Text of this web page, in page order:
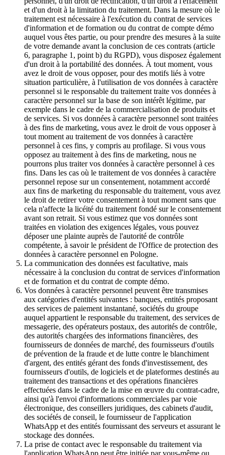
et d'un droit à la limitation du traitement. Dans la mesure où le
traitement est nécessaire à l'exécution du contrat de services
d'information et de formation ou du contrat de compte démo
auquel vous êtes partie, ou pour prendre des mesures à la suite
de votre demande avant la conclusion de ces contrats (article
6, paragraphe 1, point b) du RGPD), vous disposez également
d'un droit à la portabilité des données. À tout moment, vous
avez le droit de vous opposer, pour des motifs liés à votre
situation particulière, à l'utilisation de vos données à caractère
personnel si le responsable du traitement traite vos données à
caractère personnel sur la base de son intérêt légitime, par
exemple dans le cadre de la commercialisation de produits et
de services. Si vos données à caractère personnel sont traitées
à des fins de marketing, vous avez le droit de vous opposer à
tout moment au traitement de vos données à caractère
personnel à ces fins, y compris au profilage. Si vous vous
opposez au traitement à des fins de marketing, nous ne
pourrons plus traiter vos données à caractère personnel à ces
fins. Dans les cas où le traitement de vos données à caractère
personnel repose sur un consentement, notamment accordé
aux fins de marketing du responsable du traitement, vous avez
le droit de retirer votre consentement à tout moment sans que
cela n'affecte la licéité du traitement fondé sur le consentement
avant son retrait. Si vous estimez que vos données sont
traitées en violation des exigences légales, vous pouvez
déposer une plainte auprès de l'autorité de contrôle
compétente, à savoir le président de l'Office de protection des
données à caractère personnel en Pologne.
La communication des données est facultative, mais
nécessaire à la conclusion du contrat de services d'information
et de formation et du contrat de compte démo.
Vos données à caractère personnel peuvent être transmises
aux catégories d'entités suivantes : banques, entités proposant
des services de paiement instantané, sociétés du groupe
auquel appartient le responsable du traitement, des services de
messagerie, des opérateurs postaux, des autorités de contrôle,
des autorités chargées des informations financières, des
fournisseurs de données de marché, des fournisseurs d'outils
de prévention de la fraude et de lutte contre le blanchiment
d'argent, des entités gérant des fonds d'investissement, des
fournisseurs d'outils, de logiciels et de plateformes destinés au
traitement des transactions et des opérations financières
effectuées dans le cadre de la mise en œuvre du contrat-cadre,
ainsi qu'à l'envoi d'informations commerciales par voie
électronique, des conseillers juridiques, des cabinets d'audit,
des sociétés de conseil, le fournisseur de l'application
WhatsApp et des entités fournissant des serveurs et assurant le
stockage des données.
La prise de contact avec le responsable du traitement via
l'application WhatsApp peut être initiée par vous-même ou